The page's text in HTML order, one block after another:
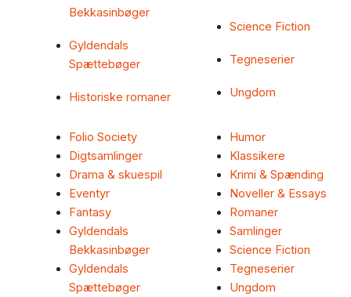
Bekkasinbøger
Gyldendals
Spættebøger
Historiske romaner
Science Fiction
Tegneserier
Ungdom
Folio Society
Digtsamlinger
Drama & skuespil
Eventyr
Fantasy
Gyldendals
Bekkasinbøger
Gyldendals
Spættebøger
Humor
Klassikere
Krimi & Spænding
Noveller & Essays
Romaner
Samlinger
Science Fiction
Tegneserier
Ungdom